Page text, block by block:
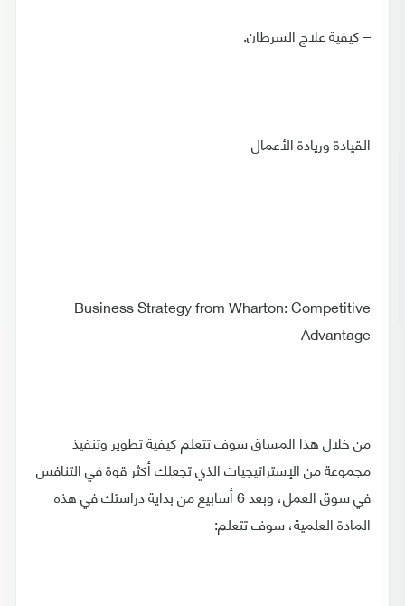
– كيفية علاج السرطان.
القيادة وريادة الأعمال
Business Strategy from Wharton: Competitive
Advantage
من خلال هذا المساق سوف تتعلم كيفية تطوير وتنفيذ
مجموعة من الإستراتيجيات الذي تجعلك أكثر قوة في التنافس
في سوق العمل، وبعد 6 أسابيع من بداية دراستك في هذه
المادة العلمية، سوف تتعلم: